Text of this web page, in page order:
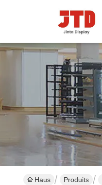
Haus Produits